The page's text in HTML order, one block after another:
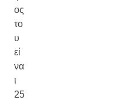
ος
το
υ
εί
να
ι
25